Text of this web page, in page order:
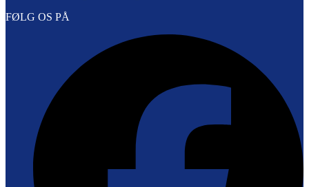
FØLG OS PÅ